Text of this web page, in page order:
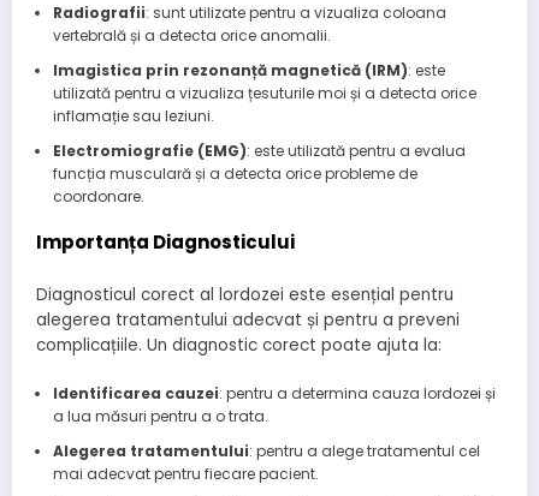
Radiografii: sunt utilizate pentru a vizualiza coloana
vertebrală și a detecta orice anomalii.
Imagistica prin rezonanță magnetică (IRM): este
utilizată pentru a vizualiza țesuturile moi și a detecta orice
inflamație sau leziuni.
Electromiografie (EMG): este utilizată pentru a evalua
funcția musculară și a detecta orice probleme de
coordonare.
Importanța Diagnosticului
Diagnosticul corect al lordozei este esențial pentru
alegerea tratamentului adecvat și pentru a preveni
complicațiile. Un diagnostic corect poate ajuta la:
Identificarea cauzei: pentru a determina cauza lordozei și
a lua măsuri pentru a o trata.
Alegerea tratamentului: pentru a alege tratamentul cel
mai adecvat pentru fiecare pacient.